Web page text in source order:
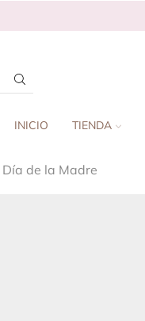
INICIO TIENDA
Día de la Madre